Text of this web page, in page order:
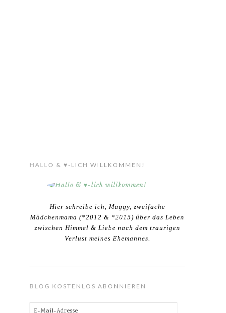
HALLO & ♥-LICH WILLKOMMEN!
Hier schreibe ich, Maggy, zweifache
Mädchenmama (*2012 & *2015) über das Leben
zwischen Himmel & Liebe nach dem traurigen
Verlust meines Ehemannes.
BLOG KOSTENLOS ABONNIEREN
E-